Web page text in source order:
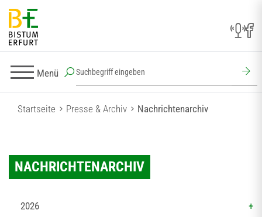
Menü
Startseite Presse & Archiv Nachrichtenarchiv
NACHRICHTENARCHIV
2026